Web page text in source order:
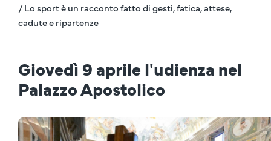
/ Lo sport è un racconto fatto di gesti, fatica, attese,
cadute e ripartenze
Giovedì 9 aprile l'udienza nel
Palazzo Apostolico